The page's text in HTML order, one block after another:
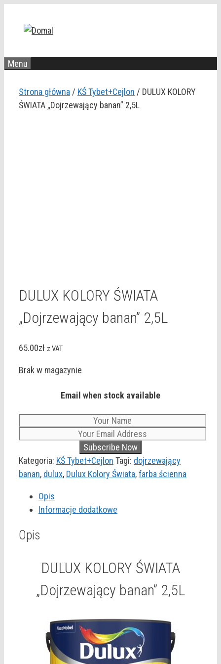
Menu
Strona główna / KŚ Tybet+Cejlon / DULUX KOLORY
ŚWIATA „Dojrzewający banan” 2,5L
DULUX KOLORY ŚWIATA
„Dojrzewający banan” 2,5L
65.00zł z VAT
Brak w magazynie
Email when stock available
Kategoria: KŚ Tybet+Cejlon Tagi: dojrzewający
banan, dulux, Dulux Kolory Świata,farba ścienna
Opis
Informacje dodatkowe
Opis
DULUX KOLORY ŚWIATA
„Dojrzewający banan” 2,5L